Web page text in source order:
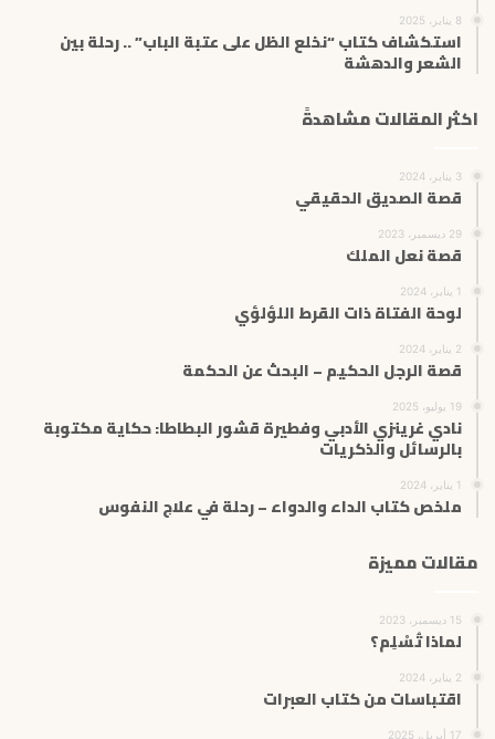
8 يناير، 2025
استكشاف كتاب “نخلع الظل على عتبة الباب” .. رحلة بين
الشعر والدهشة
اكثر المقالات مشاهدةً
3 يناير، 2024
قصة الصديق الحقيقي
29 ديسمبر، 2023
قصة نعل الملك
1 يناير، 2024
لوحة الفتاة ذات القرط اللؤلؤي
2 يناير، 2024
قصة الرجل الحكيم – البحث عن الحكمة
19 يوليو، 2025
نادي غرينزي الأدبي وفطيرة قشور البطاطا: حكاية مكتوبة
بالرسائل والذكريات
1 يناير، 2024
ملخص كتاب الداء والدواء – رحلة في علاج النفوس
مقالات مميزة
15 ديسمبر، 2023
لماذا تُسْلِم؟
2 يناير، 2024
اقتباسات من كتاب العبرات
17 أبريل، 2025